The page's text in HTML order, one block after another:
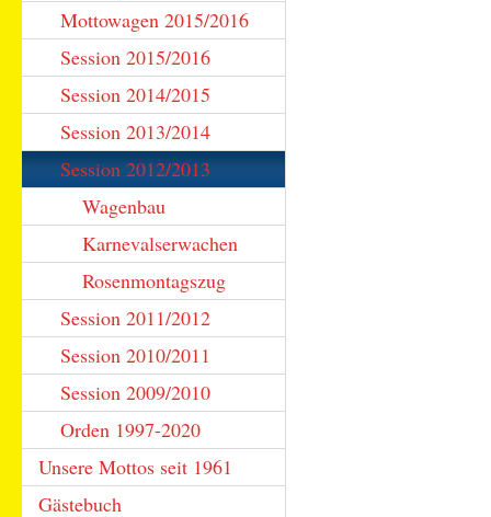
Mottowagen 2015/2016
Session 2015/2016
Session 2014/2015
Session 2013/2014
Session 2012/2013
Wagenbau
Karnevalserwachen
Rosenmontagszug
Session 2011/2012
Session 2010/2011
Session 2009/2010
Orden 1997-2020
Unsere Mottos seit 1961
Gästebuch